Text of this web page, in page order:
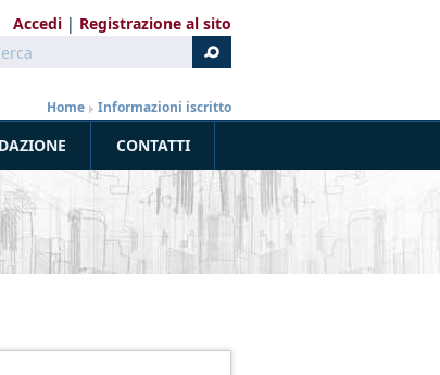
Accedi Registrazione al sito
di ricerca
Home » Informazioni iscritto
CONTATTI